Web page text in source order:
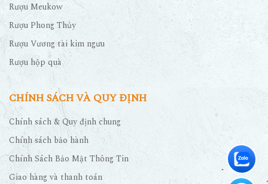
Rượu Meukow
Rượu Phong Thủy
Rượu Vương tài kim ngưu
Rượu hộp quà
CHÍNH SÁCH VÀ QUY ĐỊNH
Chính sách & Quy định chung
Chính sách bảo hành
Chính Sách Bảo Mật Thông Tin
Giao hàng và thanh toán